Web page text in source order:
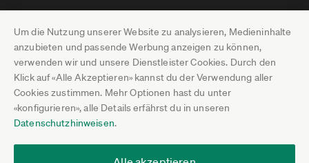
Um die Nutzung unserer Website zu analysieren, Medieninhalte
anzubieten und passende Werbung anzeigen zu können,
verwenden wir und unsere Dienstleister Cookies. Durch den
Klick auf «Alle Akzeptieren» kannst du der Verwendung aller
Cookies zustimmen. Mehr Optionen hast du unter
«konfigurieren», alle Details erfährst du in unseren
Datenschutzhinweisen.
Impressum
Datenschutz
Pressebereich
Jobs